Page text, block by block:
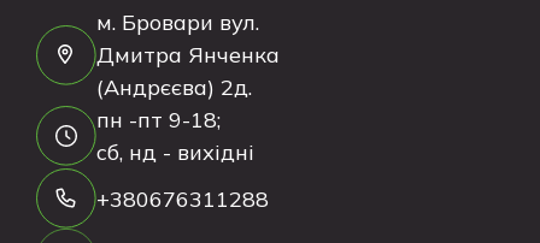
м. Бровари вул.
Дмитра Янченка
(Андрєєва) 2д.
пн -пт 9-18;
сб, нд - вихідні
+380676311288